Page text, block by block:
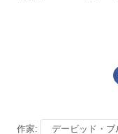
作家: デービッド・ブ